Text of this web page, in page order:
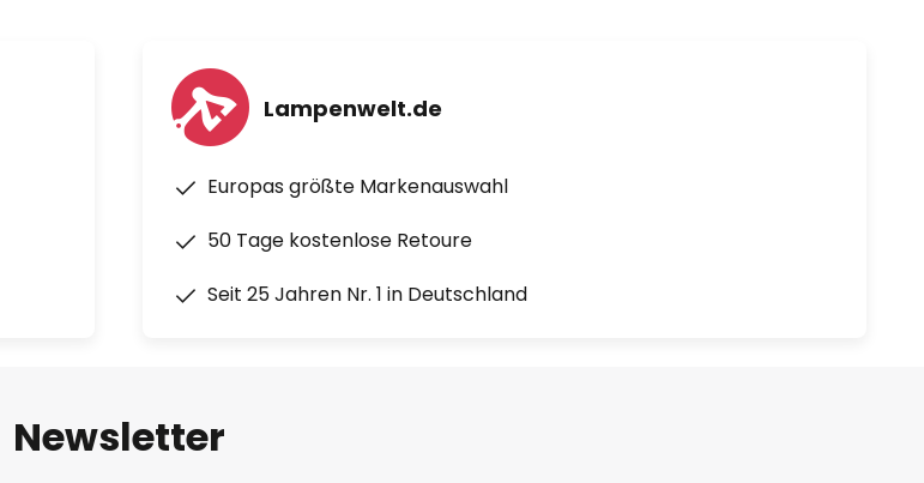
Lampenwelt.de
Europas größte Markenauswahl
50 Tage kostenlose Retoure
Seit 25 Jahren Nr. 1 in Deutschland
Newsletter